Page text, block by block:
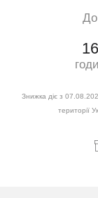
До
16
Знижка діє з
території